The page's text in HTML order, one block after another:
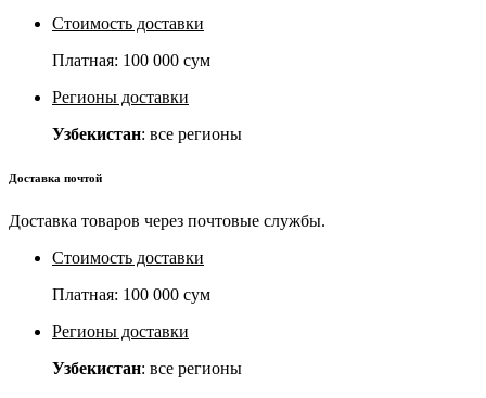
Стоимость доставки
Платная: 100 000 сум
Регионы доставки
Узбекистан: все регионы
Доставка почтой
Доставка товаров через почтовые службы.
Стоимость доставки
Платная: 100 000 сум
Регионы доставки
Узбекистан: все регионы